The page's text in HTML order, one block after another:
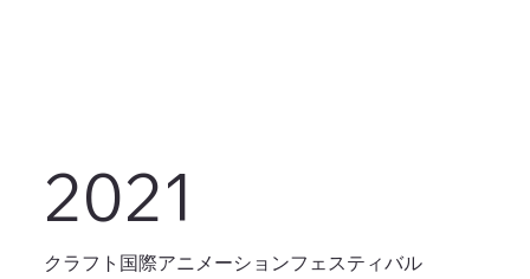
2021
クラフト国際アニメーションフェスティバル